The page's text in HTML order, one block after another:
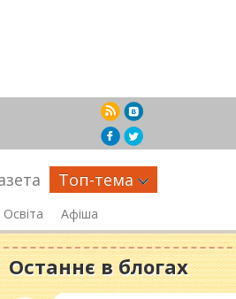
Топ-тема
Освіта Афіша
Останнє в блогах